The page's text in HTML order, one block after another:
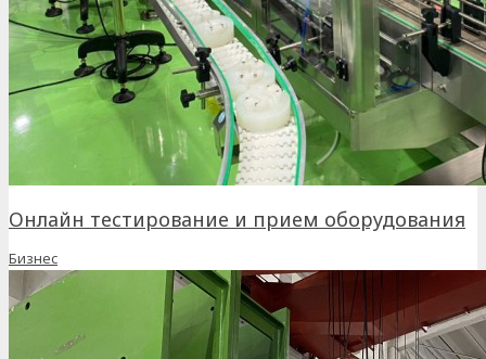
Онлайн тестирование и прием оборудования
Бизнес